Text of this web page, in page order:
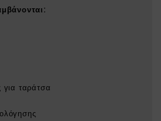
ταράτσα